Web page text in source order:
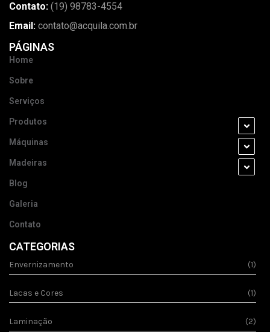
Contato: (19) 98783-4554
Email: contato@acquila.com.br
PÁGINAS
Home
Sobre
Serviços
Produtos
Máquinas
Madeiras
Blog
Galeria
Contato
CATEGORIAS
Envernizamento (1)
Lacas e Cores (1)
Laminação (2)